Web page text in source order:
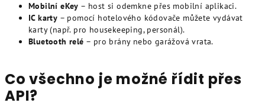
Mobilní eKey – host si odemkne přes mobilní aplikaci.
IC karty – pomocí hotelového kódovače můžete vydávat
karty (např. pro housekeeping, personál).
Bluetooth relé – pro brány nebo garážová vrata.
Co všechno je možné řídit přes
API?